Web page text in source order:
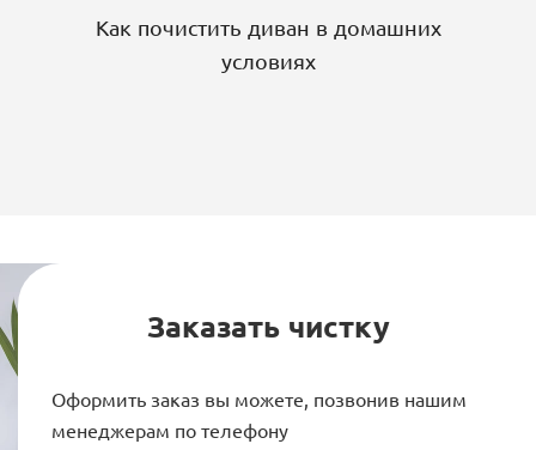
Как почистить диван в домашних
условиях
Заказать чистку
Оформить заказ вы можете, позвонив нашим
менеджерам по телефону